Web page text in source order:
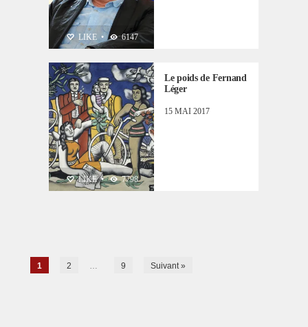
LIKE • 6147
ZOOM SUR...
LIKE • 7798
Le poids de Fernand
Léger
15 MAI 2017
1 2 … 9 Suivant »